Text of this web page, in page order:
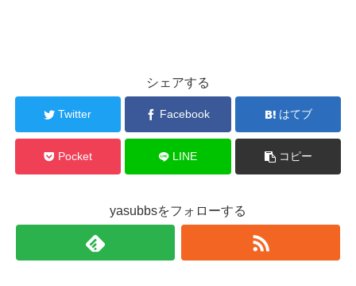
シェアする
Twitter Facebook はてブ
Pocket LINE コピー
yasubbsをフォローする